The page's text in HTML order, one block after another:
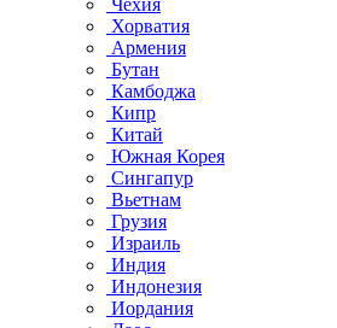
Чехия
Хорватия
Армения
Бутан
Камбоджа
Кипр
Китай
Южная Корея
Сингапур
Вьетнам
Грузия
Израиль
Индия
Индонезия
Иордания